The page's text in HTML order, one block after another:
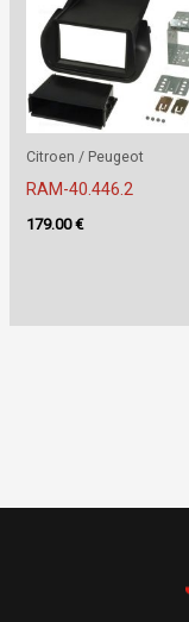
Citroen / Peugeot
RAM-40.446.2
179.00€